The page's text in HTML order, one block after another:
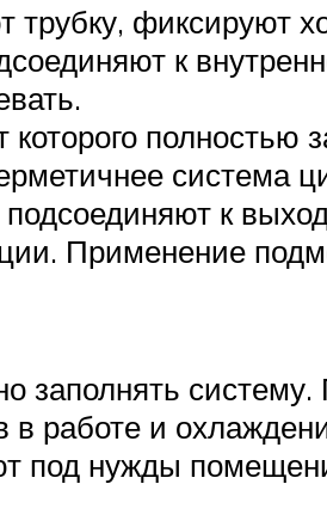
трубку, фиксируют
к
полностью
система
к
Применение
заполнять
работе и
под нужды